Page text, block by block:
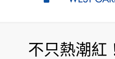
不只熱潮紅